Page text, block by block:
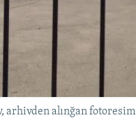
arhivden alınğan fotoresim